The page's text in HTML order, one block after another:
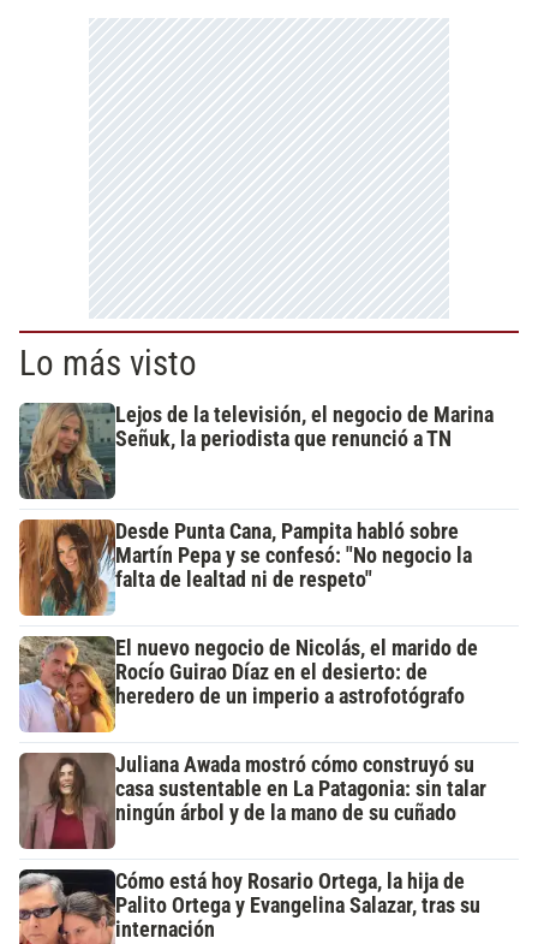
Lo más visto
Lejos de la televisión, el negocio de Marina
Señuk, la periodista que renunció a TN
Desde Punta Cana, Pampita habló sobre
Martín Pepa y se confesó: "No negocio la
falta de lealtad ni de respeto"
El nuevo negocio de Nicolás, el marido de
Rocío Guirao Díaz en el desierto: de
heredero de un imperio a astrofotógrafo
Juliana Awada mostró cómo construyó su
casa sustentable en La Patagonia: sin talar
ningún árbol y de la mano de su cuñado
Cómo está hoy Rosario Ortega, la hija de
Palito Ortega y Evangelina Salazar, tras su
internación